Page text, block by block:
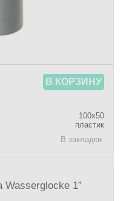
В КОРЗИНУ
100х50
пластик
В закладки
Wasserglocke 1”